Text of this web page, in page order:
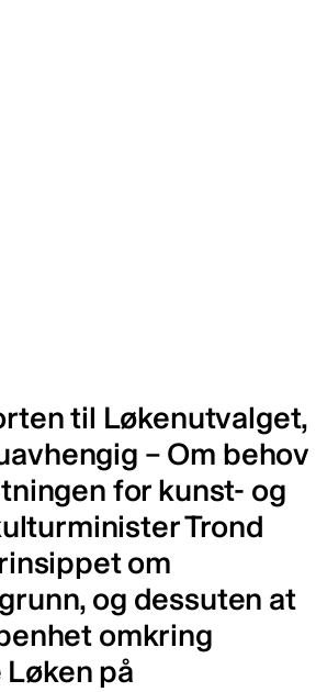
til Løkenutvalget,
– Om behov
for kunst- og
Trond
om
og dessuten at
omkring
på